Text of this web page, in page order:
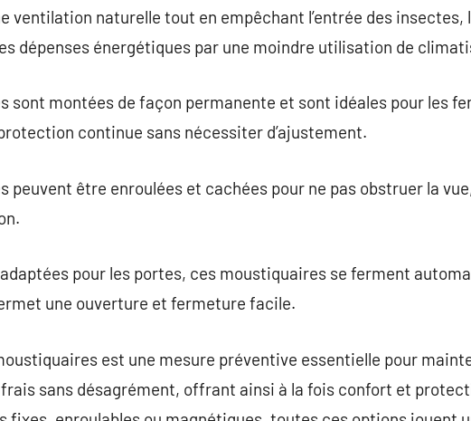
ventilation naturelle tout en empêchant l’entrée des
dépenses énergétiques par une moindre utilisation de
sont montées de façon permanente et sont idéales pour les
continue sans nécessiter d’ajustement.
peuvent être enroulées et cachées pour ne pas obstruer la
pour les portes, ces moustiquaires se ferment
une ouverture et fermeture facile.
est une mesure préventive essentielle pour
sans désagrément, offrant ainsi à la fois confort et